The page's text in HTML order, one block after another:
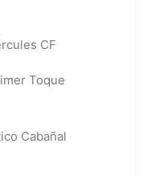
CF
Toque
Cabañal